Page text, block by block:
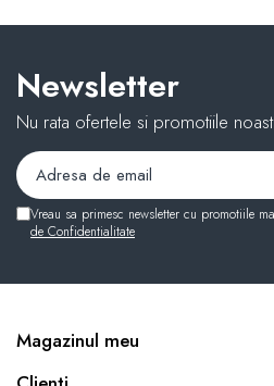
Newsletter
Nu rata ofertele si promotiile
Vreau sa primesc newsletter cu promotiile
de Confidentialitate
Magazinul meu